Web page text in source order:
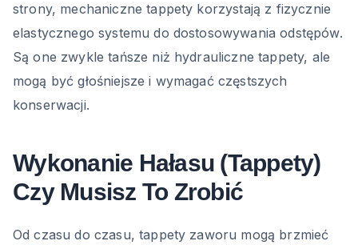
strony, mechaniczne tappety korzystają z fizycznie
elastycznego systemu do dostosowywania odstępów.
Są one zwykle tańsze niż hydrauliczne tappety, ale
mogą być głośniejsze i wymagać częstszych
konserwacji.
Wykonanie Hałasu (Tappety)
Czy Musisz To Zrobić
Od czasu do czasu, tappety zaworu mogą brzmieć